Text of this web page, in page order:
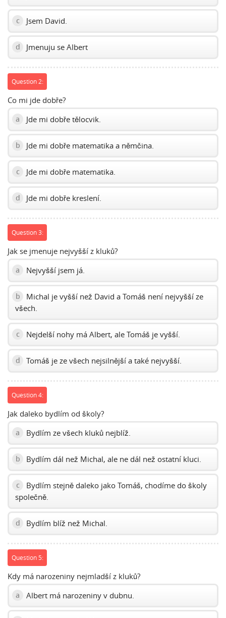
c Jsem David.
d Jmenuju se Albert
Question 2:
Co mi jde dobře?
a Jde mi dobře tělocvik.
b Jde mi dobře matematika a němčina.
c Jde mi dobře matematika.
d Jde mi dobře kreslení.
Question 3:
Jak se jmenuje nejvyšší z kluků?
a Nejvyšší jsem já.
b
Michal je vyšší než David a Tomáš není nejvyšší ze
všech.
c Nejdelší nohy má Albert, ale Tomáš je vyšší.
d Tomáš je ze všech nejsilnější a také nejvyšší.
Question 4:
Jak daleko bydlím od školy?
a Bydlím ze všech kluků nejblíž.
b Bydlím dál než Michal, ale ne dál než ostatní kluci.
c
Bydlím stejně daleko jako Tomáš, chodíme do školy
společně.
d Bydlím blíž než Michal.
Question 5:
Kdy má narozeniny nejmladší z kluků?
a Albert má narozeniny v dubnu.